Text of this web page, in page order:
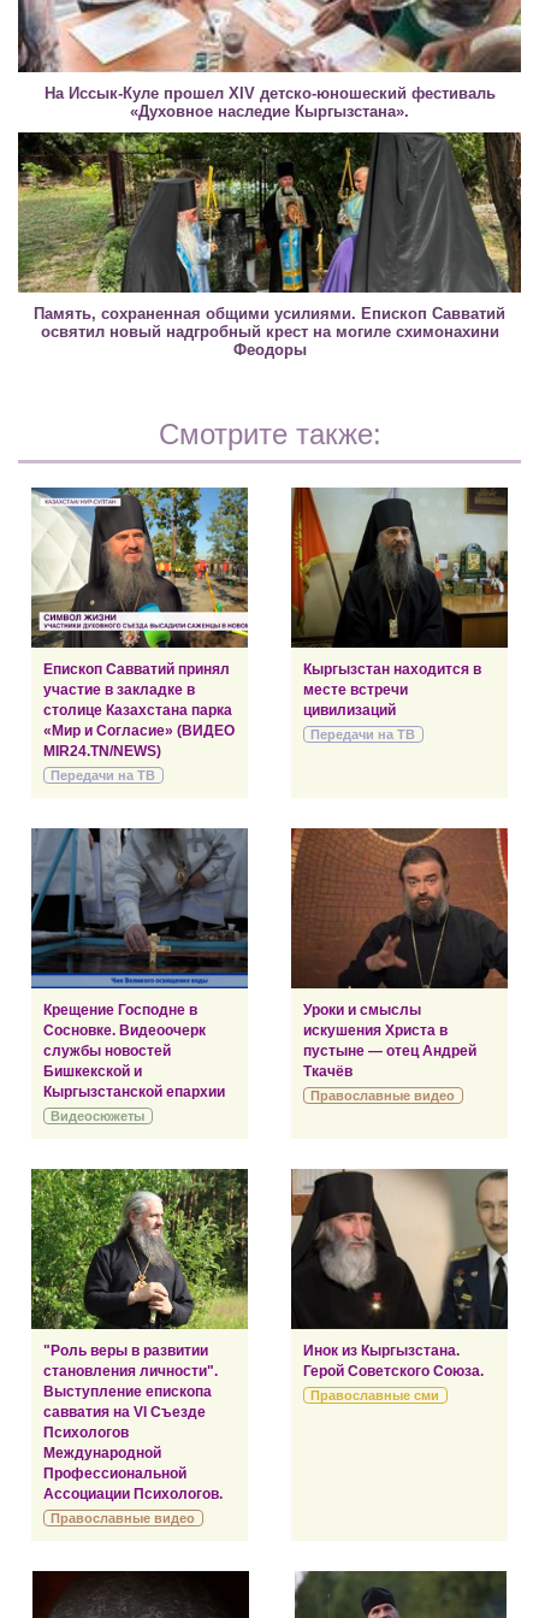
На Иссык-Куле прошел XIV детско-юношеский фестиваль
«Духовное наследие Кыргызстана».
Память, сохраненная общими усилиями. Епископ Савватий
освятил новый надгробный крест на могиле схимонахини
Феодоры
Смотрите также:
Епископ Савватий принял
участие в закладке в
столице Казахстана парка
«Мир и Согласие» (ВИДЕО
MIR24.TN/NEWS)
Передачи на ТВ
Кыргызстан находится в
месте встречи
цивилизаций
Передачи на ТВ
Крещение Господне в
Сосновке. Видеоочерк
службы новостей
Бишкекской и
Кыргызстанской епархии
Видеосюжеты
Уроки и смыслы
искушения Христа в
пустыне — отец Андрей
Ткачёв
Православные видео
"Роль веры в развитии
становления личности".
Выступление епископа
савватия на VI Съезде
Психологов
Международной
Профессиональной
Ассоциации Психологов.
Православные видео
Инок из Кыргызстана.
Герой Советского Союза.
Православные сми